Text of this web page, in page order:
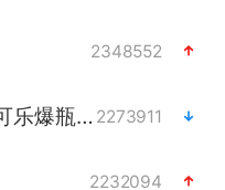
2348552
大连一起飞航班因乘客可乐爆瓶折返 2273911
2232094